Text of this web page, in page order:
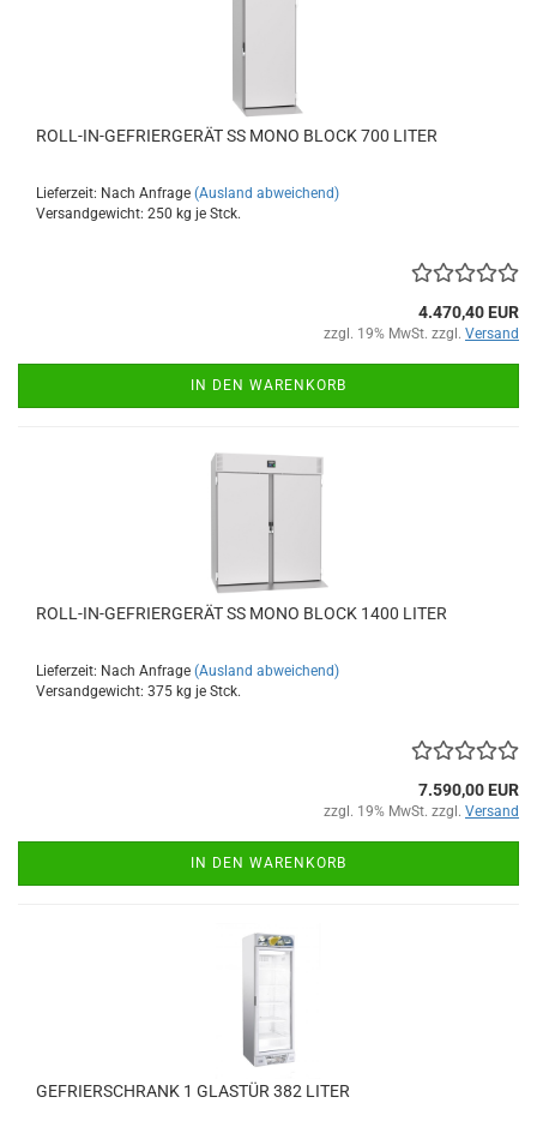
ROLL-IN-GEFRIERGERÄT SS MONO BLOCK 700 LITER
Lieferzeit: Nach Anfrage (Ausland abweichend)
Versandgewicht: 250 kg je Stck.
4.470,40 EUR
zzgl. 19% MwSt. zzgl. Versand
IN DEN WARENKORB
ROLL-IN-GEFRIERGERÄT SS MONO BLOCK 1400 LITER
Lieferzeit: Nach Anfrage (Ausland abweichend)
Versandgewicht: 375 kg je Stck.
7.590,00 EUR
zzgl. 19% MwSt. zzgl. Versand
IN DEN WARENKORB
GEFRIERSCHRANK 1 GLASTÜR 382 LITER